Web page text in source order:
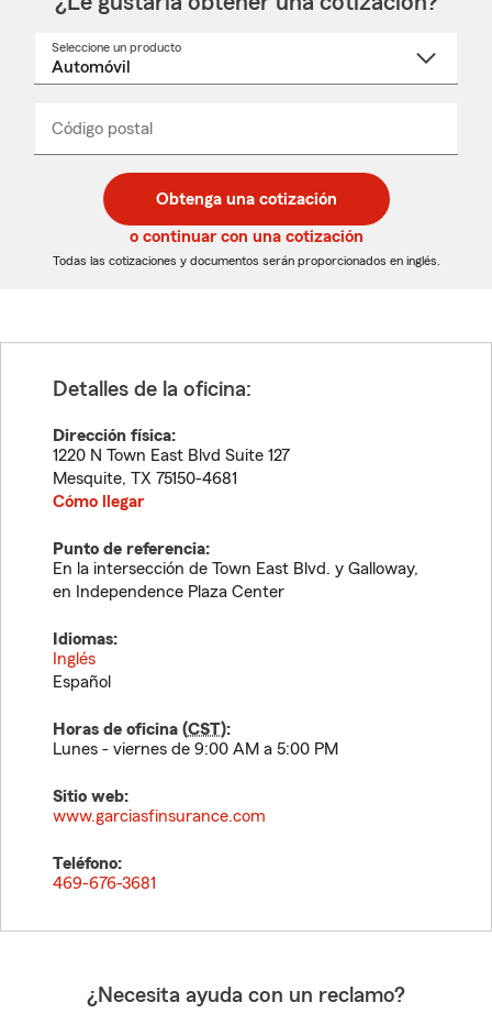
Seleccione un producto
desplegable
Código postal
de
5
dígitos
de
5
dígitos
_____
Obtenga una cotización
o continuar con una cotización
Todas las cotizaciones y documentos serán proporcionados en inglés.
Detalles de la oficina:
Dirección física:
1220 N Town East Blvd Suite 127
Mesquite, TX 75150-4681
Cómo llegar
Punto de referencia:
En la intersección de Town East Blvd. y Galloway,
en Independence Plaza Center
Idiomas:
Inglés
Español
Horas de oficina (CST):
Lunes - viernes de 9:00 AM a 5:00 PM
Sitio web:
www.garciasfinsurance.com
Teléfono:
469-676-3681
¿Necesita ayuda con un reclamo?